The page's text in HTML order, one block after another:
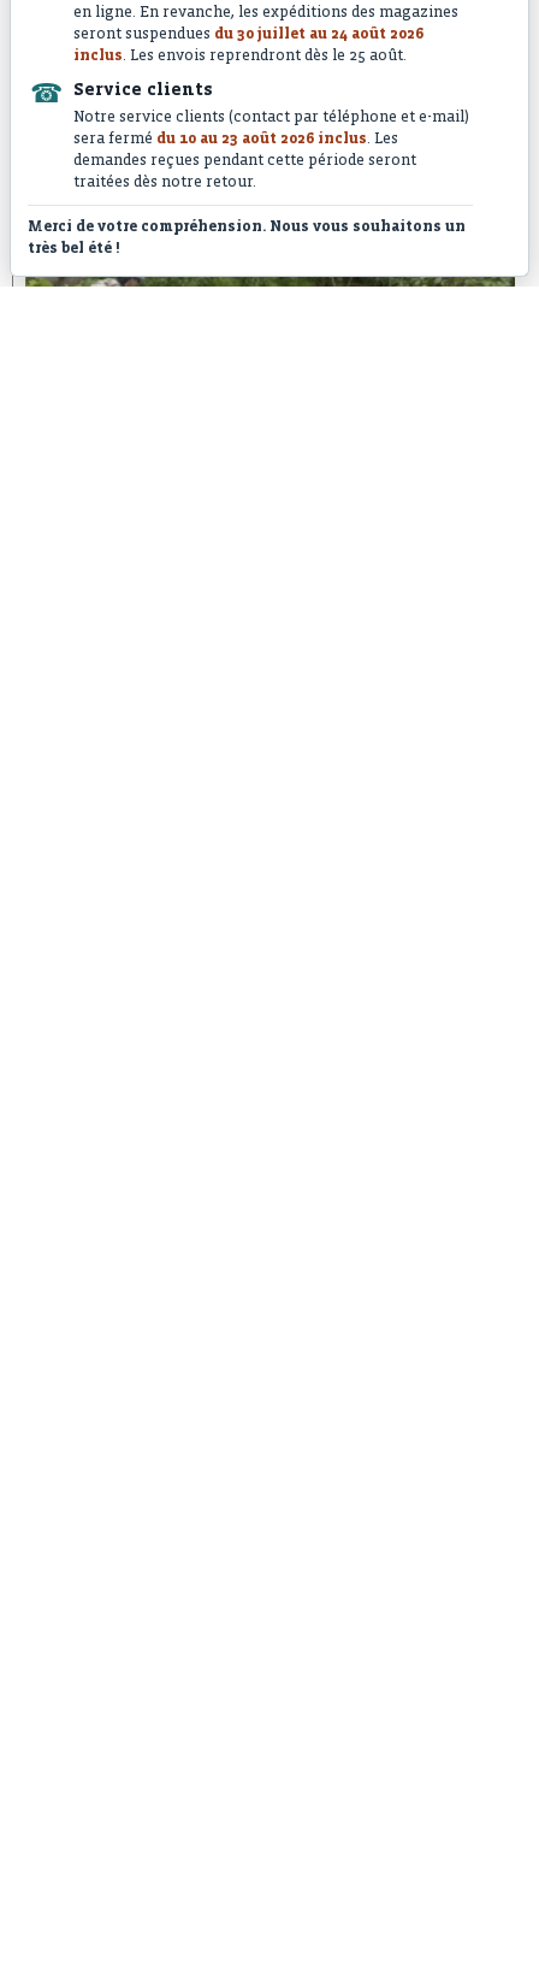
PS n°73 : Les secrets du poser courbe
en ligne. En revanche, les expéditions des magazines
seront suspendues du 30 juillet au 24 août 2026
inclus. Les envois reprendront dès le 25 août.
☎ Service clients
Notre service clients (contact par téléphone et e-mail)
sera fermé du 10 au 23 août 2026 inclus. Les
demandes reçues pendant cette période seront
traitées dès notre retour.
Merci de votre compréhension. Nous vous souhaitons un
très bel été !